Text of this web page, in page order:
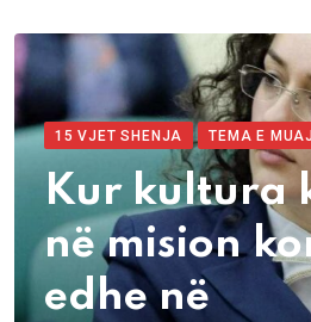
15 VJET SHENJA TEMA E
Kur kultura
në mision
edhe në